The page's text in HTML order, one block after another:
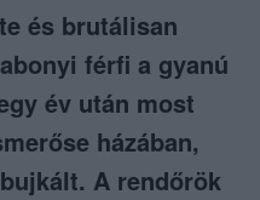
és brutálisan
férfi a gyanú
év után most
házában,
A rendőrök